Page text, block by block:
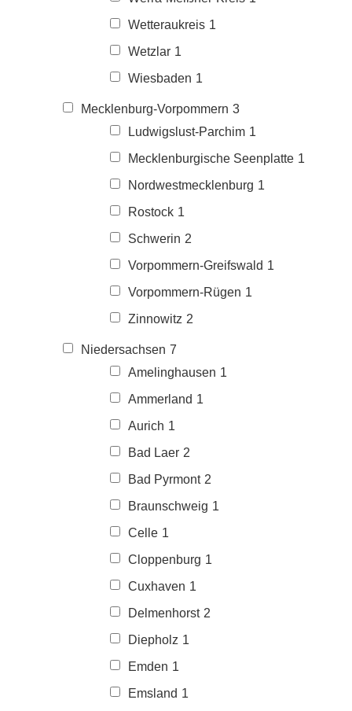
Wetteraukreis 1
Wetzlar 1
Wiesbaden 1
Mecklenburg-Vorpommern 3
Ludwigslust-Parchim 1
Mecklenburgische Seenplatte 1
Nordwestmecklenburg 1
Rostock 1
Schwerin 2
Vorpommern-Greifswald 1
Vorpommern-Rügen 1
Zinnowitz 2
Niedersachsen 7
Amelinghausen 1
Ammerland 1
Aurich 1
Bad Laer 2
Bad Pyrmont 2
Braunschweig 1
Celle 1
Cloppenburg 1
Cuxhaven 1
Delmenhorst 2
Diepholz 1
Emden 1
Emsland 1